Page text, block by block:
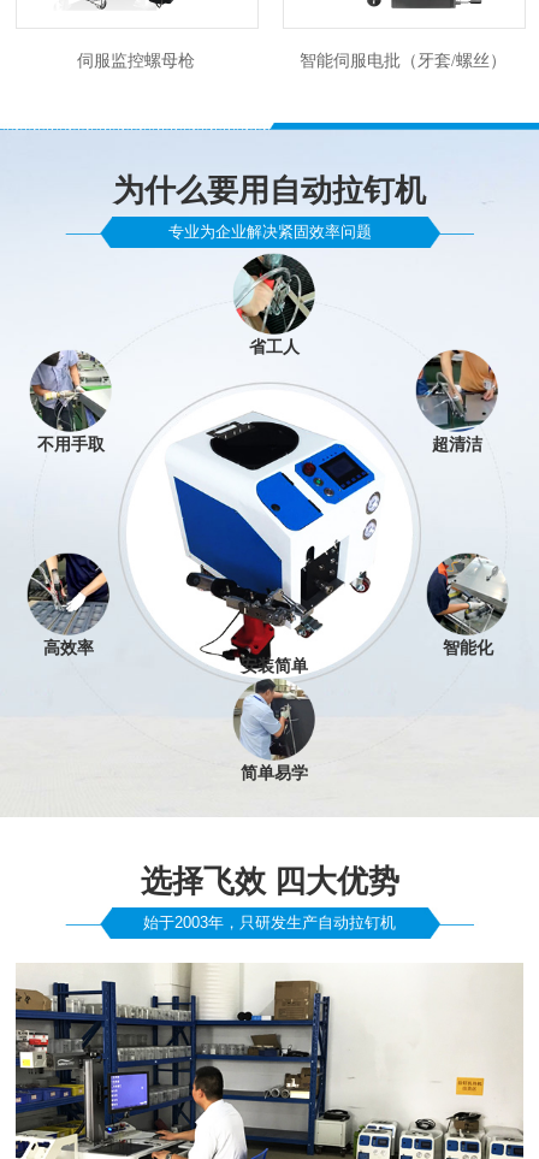
伺服监控螺母枪 智能伺服电批（牙套/螺丝）
为什么要用自动拉钉机
专业为企业解决紧固效率问题
省工人
不用手取
高效率
安装简单
简单易学
智能化
超清洁
选择飞效 四大优势
始于2003年，只研发生产自动拉钉机